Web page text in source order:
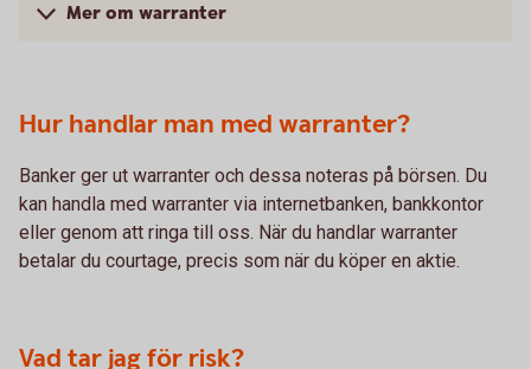
Mer om warranter
Hur handlar man med warranter?
Banker ger ut warranter och dessa noteras på börsen. Du
kan handla med warranter via internetbanken, bankkontor
eller genom att ringa till oss. När du handlar warranter
betalar du courtage, precis som när du köper en aktie.
Vad tar jag för risk?